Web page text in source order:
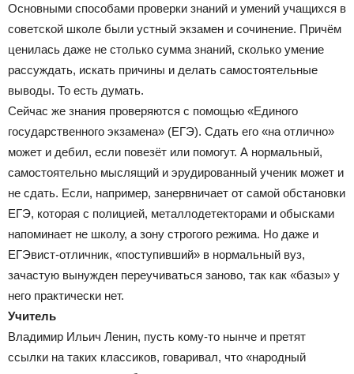
Основными способами проверки знаний и умений учащихся в
советской школе были устный экзамен и сочинение. Причём
ценилась даже не столько сумма знаний, сколько умение
рассуждать, искать причины и делать самостоятельные
выводы. То есть думать.
Сейчас же знания проверяются с помощью «Единого
государственного экзамена» (ЕГЭ). Сдать его «на отлично»
может и дебил, если повезёт или помогут. А нормальный,
самостоятельно мыслящий и эрудированный ученик может и
не сдать. Если, например, занервничает от самой обстановки
ЕГЭ, которая с полицией, металлодетекторами и обысками
напоминает не школу, а зону строгого режима. Но даже и
ЕГЭвист-отличник, «поступивший» в нормальный вуз,
зачастую вынужден переучиваться заново, так как «базы» у
него практически нет.
Учитель
Владимир Ильич Ленин, пусть кому-то нынче и претят
ссылки на таких классиков, говаривал, что «народный